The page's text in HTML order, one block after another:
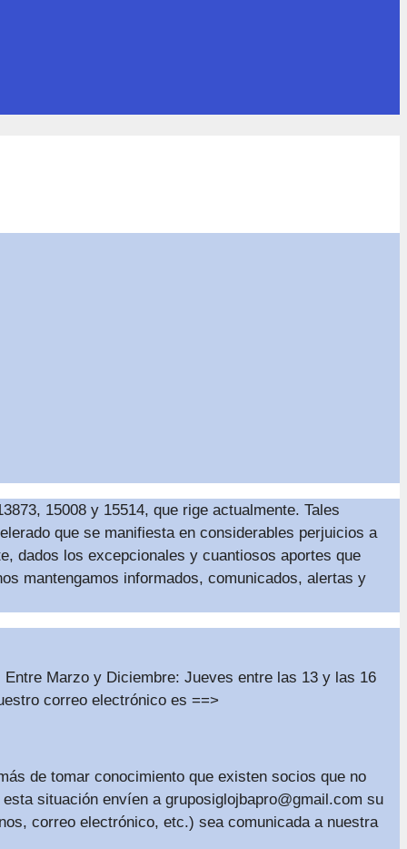
15008 y 15514, que rige actualmente. Tales
que se manifiesta en considerables perjuicios a
dados los excepcionales y cuantiosos aportes que
mantengamos informados, comunicados, alertas y
Marzo y Diciembre: Jueves entre las 13 y las 16
correo electrónico es ==>
de tomar conocimiento que existen socios que no
situación envíen a gruposiglojbapro@gmail.com su
correo electrónico, etc.) sea comunicada a nuestra